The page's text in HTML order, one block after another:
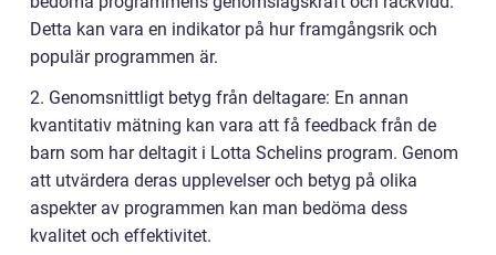
Detta kan vara en indikator på hur framgångsrik och
populär programmen är.
2. Genomsnittligt betyg från deltagare: En annan
kvantitativ mätning kan vara att få feedback från de
barn som har deltagit i Lotta Schelins program. Genom
att utvärdera deras upplevelser och betyg på olika
aspekter av programmen kan man bedöma dess
kvalitet och effektivitet.